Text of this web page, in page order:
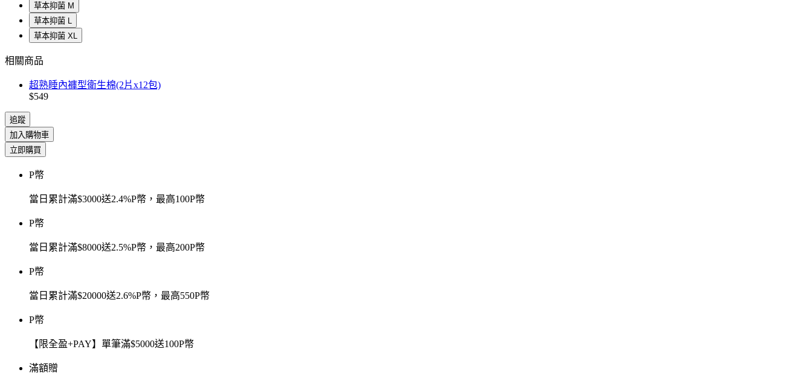
草本抑菌 M
草本抑菌 L
草本抑菌 XL
相關商品
超熟睡內褲型衛生棉(2片x12包)
$549
追蹤
加入購物車
立即購買
P幣
當日累計滿$3000送2.4%P幣，最高100P幣
P幣
當日累計滿$8000送2.5%P幣，最高200P幣
P幣
當日累計滿$20000送2.6%P幣，最高550P幣
P幣
【限全盈+PAY】單筆滿$5000送100P幣
滿額贈